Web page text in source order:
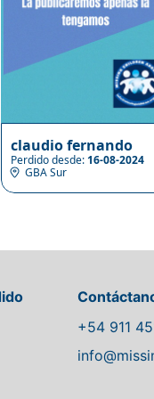
claudio fernando
Perdido desde:16-08-2024
GBA Sur
+54 911